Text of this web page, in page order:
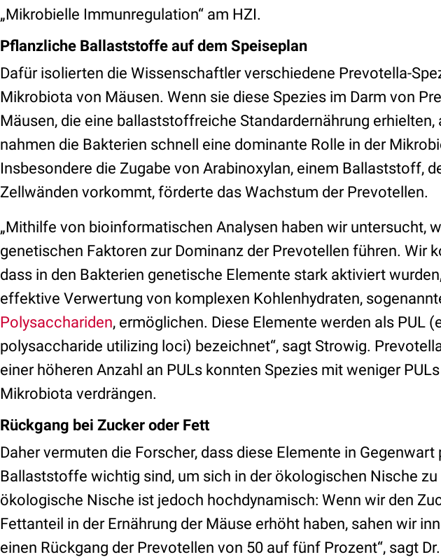
„Mikrobielle Immunregulation“ am HZI.
Pflanzliche Ballaststoffe auf dem Speiseplan
Dafür isolierten die Wissenschaftler verschiedene Prevotella-
Mikrobiota von Mäusen. Wenn sie diese Spezies im Darm von
Mäusen, die eine ballaststoffreiche Standardernährung erhielten,
nahmen die Bakterien schnell eine dominante Rolle in der
Insbesondere die Zugabe von Arabinoxylan, einem Ballaststoff,
Zellwänden vorkommt, förderte das Wachstum der Prevotellen.
„Mithilfe von bioinformatischen Analysen haben wir untersucht,
genetischen Faktoren zur Dominanz der Prevotellen führen. Wir
dass in den Bakterien genetische Elemente stark aktiviert
effektive Verwertung von komplexen Kohlenhydraten,
Polysacchariden, ermöglichen. Diese Elemente werden als PUL
polysaccharide utilizing loci) bezeichnet“, sagt Strowig.
einer höheren Anzahl an PULs konnten Spezies mit weniger
Mikrobiota verdrängen.
Rückgang bei Zucker oder Fett
Daher vermuten die Forscher, dass diese Elemente in
Ballaststoffe wichtig sind, um sich in der ökologischen Nische zu
ökologische Nische ist jedoch hochdynamisch: Wenn wir den
Fettanteil in der Ernährung der Mäuse erhöht haben, sahen wir
einen Rückgang der Prevotellen von 50 auf fünf Prozent“, sagt